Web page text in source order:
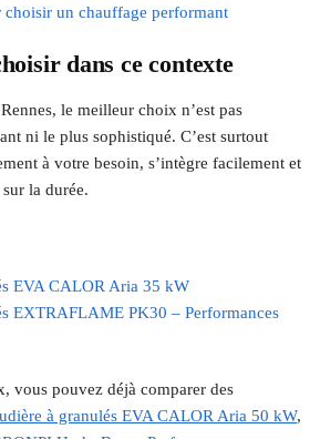
un chauffage performant
dans ce contexte
le meilleur choix n’est pas
ni le plus sophistiqué. C’est surtout
à votre besoin, s’intègre facilement et
la durée.
EVA CALOR Aria 35 kW
EXTRAFLAME PK30 – Performances
vous pouvez déjà comparer des
à granulés EVA CALOR Aria 50 kW,